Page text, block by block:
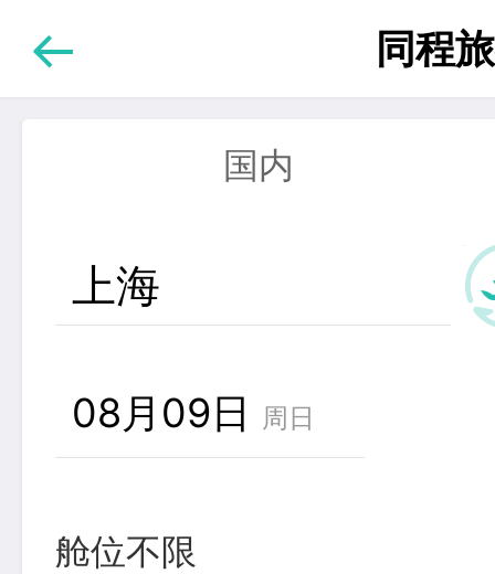
同程
国内
上海
08月09日 周日
舱位不限